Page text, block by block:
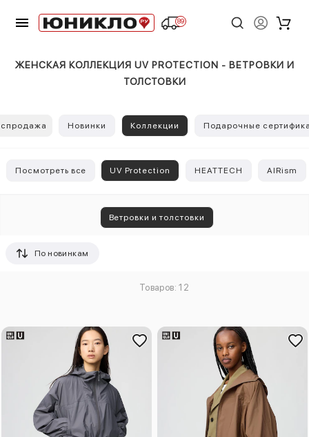
89
ЖЕНСКАЯ КОЛЛЕКЦИЯ UV PROTECTION - ВЕТРОВКИ И
ТОЛСТОВКИ
Новинки Коллекции Подарочные
Посмотреть все UV Protection HEATTECH AIRism
Ветровки и толстовки
По новинкам
Товаров: 12